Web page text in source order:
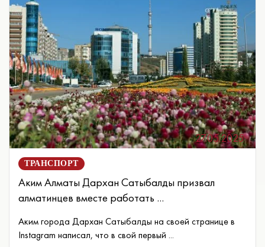
27.05.2025
ТРАНСПОРТ
Аким Алматы Дархан Сатыбалды призвал
алматинцев вместе работать ...
Аким города Дархан Сатыбалды на своей странице в
Instagram написал, что в свой первый ...